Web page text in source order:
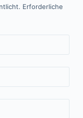
Erforderliche